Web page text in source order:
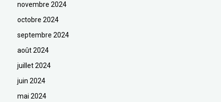
novembre 2024
octobre 2024
septembre 2024
août 2024
juillet 2024
juin 2024
mai 2024